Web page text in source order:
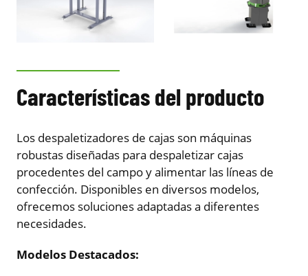
Características del producto
Los despaletizadores de cajas son máquinas
robustas diseñadas para despaletizar cajas
procedentes del campo y alimentar las líneas de
confección. Disponibles en diversos modelos,
ofrecemos soluciones adaptadas a diferentes
necesidades.
Modelos Destacados: